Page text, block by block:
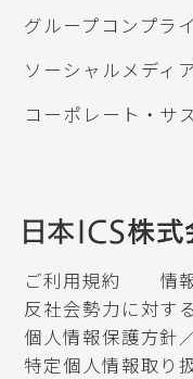
グループコンプラ
ソーシャルメディ
コーポレート・サ
ご利用規約
情
反社会勢力に対す
個人情報保護方針
特定個人情報取り